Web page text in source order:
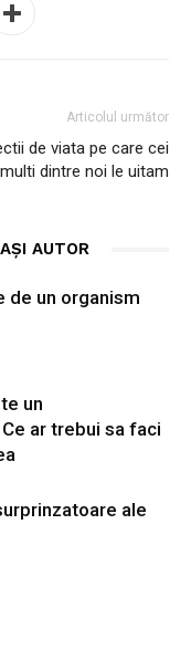
Articolul următor
de viata pe care cei
dintre noi le uitam
AUTOR
de un organism
un
ar trebui sa faci
ale